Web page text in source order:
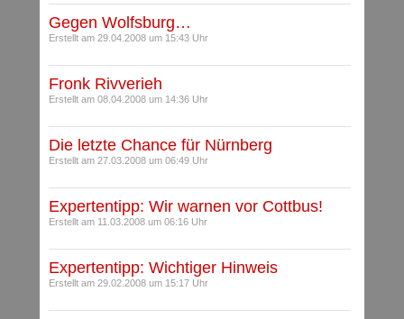
Gegen Wolfsburg…
Erstellt am 29.04.2008 um 15:43 Uhr
Fronk Rivverieh
Erstellt am 08.04.2008 um 14:36 Uhr
Die letzte Chance für Nürnberg
Erstellt am 27.03.2008 um 06:49 Uhr
Expertentipp: Wir warnen vor Cottbus!
Erstellt am 11.03.2008 um 06:16 Uhr
Expertentipp: Wichtiger Hinweis
Erstellt am 29.02.2008 um 15:17 Uhr